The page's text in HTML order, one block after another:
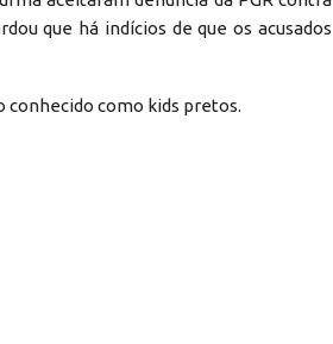
que há indícios de que os acusados
conhecido como kids pretos.